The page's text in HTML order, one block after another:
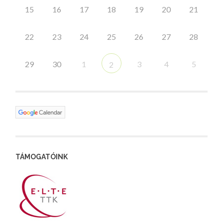
15 16 17 18 19 20 21
22 23 24 25 26 27 28
29 30 1 2 3 4 5
TÁMOGATÓINK